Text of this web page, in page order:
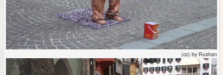
(cc) by Rushan